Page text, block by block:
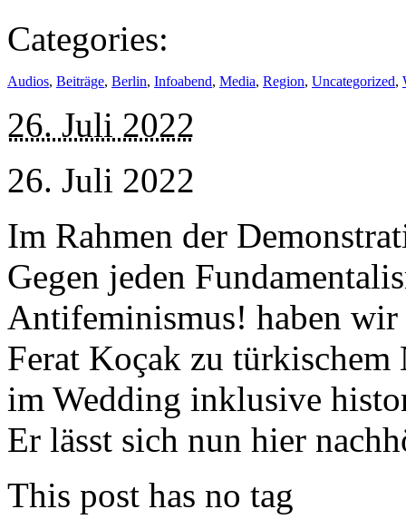
Categories:
Audios, Beiträge, Berlin, Infoabend, Media, Region, Uncategorized,
26. Juli 2022
26. Juli 2022
Im Rahmen der
Gegen jeden
Antifeminismus! haben
Ferat Koçak zu türkischem
im Wedding inklusive
Er lässt sich nun hier
This post has no tag